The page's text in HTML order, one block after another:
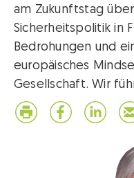
am Zukunftstag
Sicherheitspolitik in
Bedrohungen und
europäisches
Gesellschaft. Wir